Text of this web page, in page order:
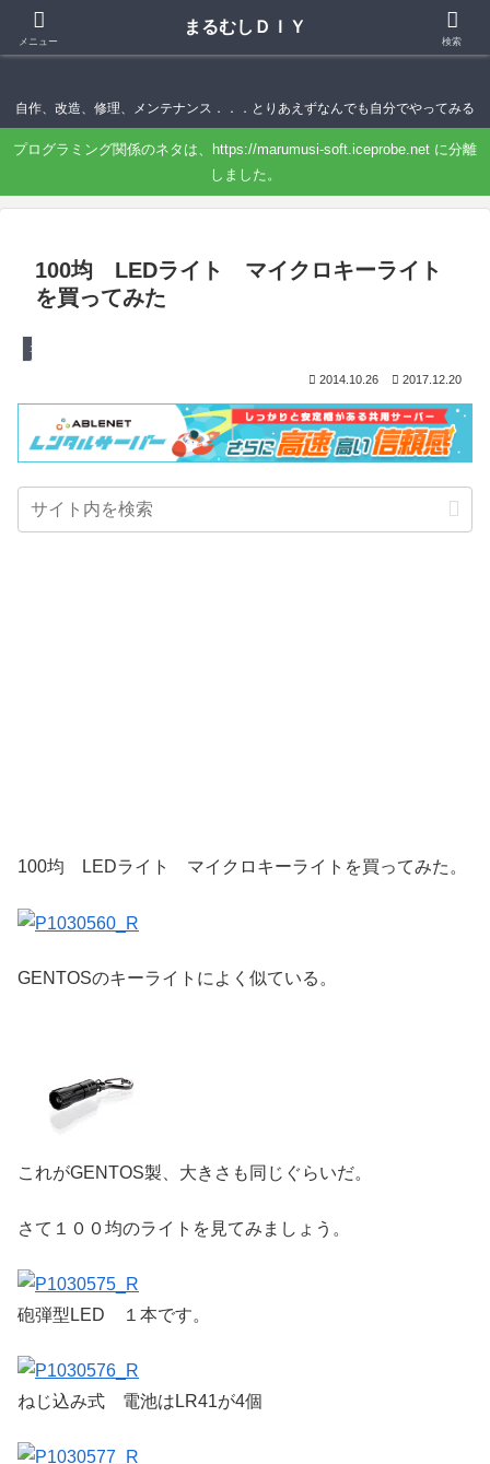
まるむしＤＩＹ
自作、改造、修理、メンテナンス．．．とりあえずなんでも自分でやってみる
プログラミング関係のネタは、https://marumusi-soft.iceprobe.net に分離
しました。
100均 LEDライト マイクロキーライト
を買ってみた
１００均マニア 使える？
2014.10.26 2017.12.20
100均 LEDライト マイクロキーライトを買ってみた。
GENTOSのキーライトによく似ている。
これがGENTOS製、大きさも同じぐらいだ。
さて１００均のライトを見てみましょう。
砲弾型LED １本です。
ねじ込み式 電池はLR41が4個
メニュー
まるむしＤＩＹ
検索